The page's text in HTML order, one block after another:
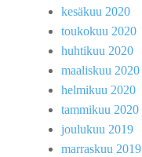
kesäkuu 2020
toukokuu 2020
huhtikuu 2020
maaliskuu 2020
helmikuu 2020
tammikuu 2020
joulukuu 2019
marraskuu 2019